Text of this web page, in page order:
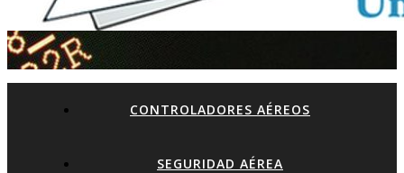
CONTROLADORES AÉREOS
SEGURIDAD AÉREA